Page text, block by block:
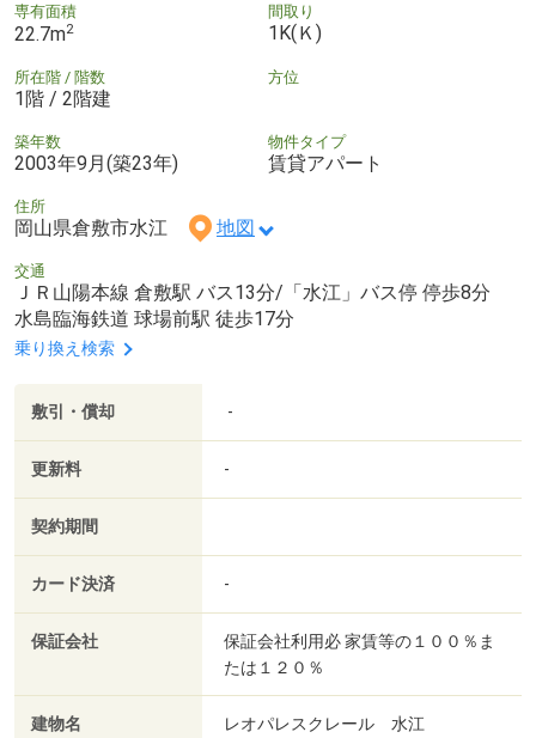
専有面積
22.7m2
間取り
1K(Ｋ)
所在階 / 階数
1階 / 2階建
方位
築年数
2003年9月(築23年)
物件タイプ
賃貸アパート
住所
岡山県倉敷市水江 地図
交通
ＪＲ山陽本線 倉敷駅 バス13分/「水江」バス停 停歩8分
水島臨海鉄道 球場前駅 徒歩17分
乗り換え検索
敷引・償却 -
更新料 -
契約期間
カード決済 -
保証会社
保証会社利用必 家賃等の１００％ま
たは１２０％
建物名 レオパレスクレール 水江